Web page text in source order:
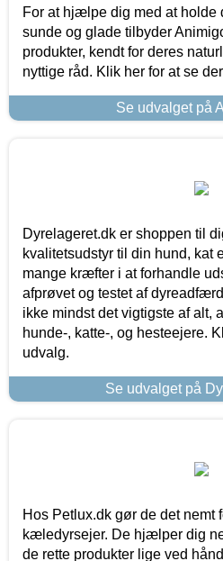
For at hjælpe dig med at holde
sunde og glade tilbyder
produkter, kendt for deres
nyttige råd. Klik her for at se
Se udvalget på
Dyrelageret.dk er shoppen til
kvalitetsudstyr til din hund, kat
mange kræfter i at forhandle
afprøvet og testet af
ikke mindst det vigtigste af alt,
hunde-, katte-, og hesteejere.
udvalg.
Se udvalget på
Hos Petlux.dk gør de det nemt
kæledyrsejer. De hjælper dig
de rette produkter lige ved